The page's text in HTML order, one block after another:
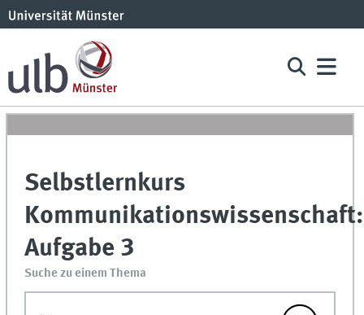
Selbstlernkurs
Kommunikationswissenschaft:
Aufgabe 3
Suche zu einem Thema